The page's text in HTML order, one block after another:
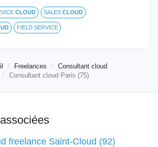
CLOUD SALES CLOUD
FIELD SERVICE
Freelances
Consultant cloud
Consultant cloud Paris (75)
freelance Saint-Cloud (92)